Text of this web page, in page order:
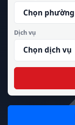
Dịch vụ